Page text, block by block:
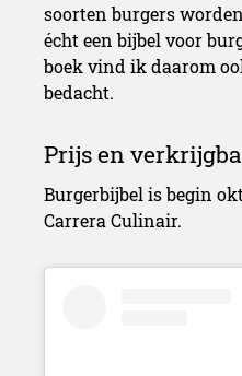
soorten burgers
écht een bijbel voor
boek vind ik daarom
bedacht.
Burgerbijbel is begin
Carrera Culinair.